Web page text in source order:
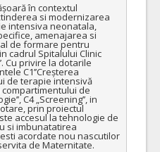
în contextul
si modernizarea
intensiva neonatala,
amenajarea si
de formare pentru
cadrul Spitalului Clinic
Cu privire la dotarile
C1’’Creșterea
de terapie intensivă
compartimentului de
C4 „Screening’’, in
prin proiectul
accesul la tehnologie de
si imbunatatirea
acordate nou nascutilor
de Maternitate.